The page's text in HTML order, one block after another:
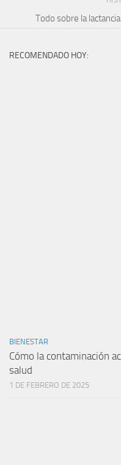
Todo sobre la
RECOMENDADO HOY:
BIENESTAR
Cómo la contaminación
salud
1 DE FEBRERO DE 2025